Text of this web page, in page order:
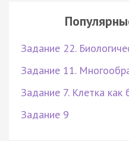
Задание 22.
Задание 11.
Задание 7. Клетка как
Задание 9